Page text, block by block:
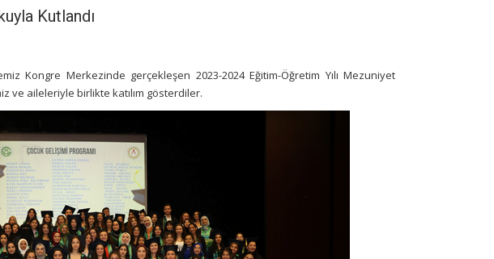
Kutlandı
Kongre Merkezinde gerçekleşen 2023-2024 Eğitim-Öğretim Yılı Mezuniyet
ve aileleriyle birlikte katılım gösterdiler.